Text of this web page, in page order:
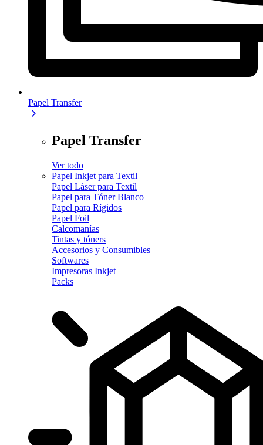
Papel Transfer
Papel Transfer
Ver todo
Papel Inkjet para Textil
Papel Láser para Textil
Papel para Tóner Blanco
Papel para Rígidos
Papel Foil
Calcomanías
Tintas y tóners
Accesorios y Consumibles
Softwares
Impresoras Inkjet
Packs